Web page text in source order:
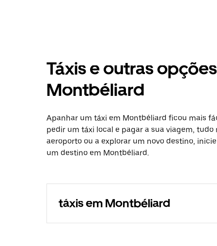
Táxis e outras
Montbéliard
Apanhar um táxi em Montbéliard ficou mais
pedir um táxi local e pagar a sua viagem,
aeroporto ou a explorar um novo destino,
um destino em Montbéliard.
táxis em Montbéliard